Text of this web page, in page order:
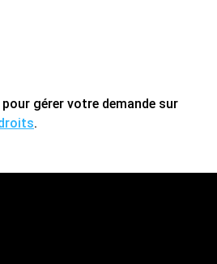
gérer votre demande sur
.